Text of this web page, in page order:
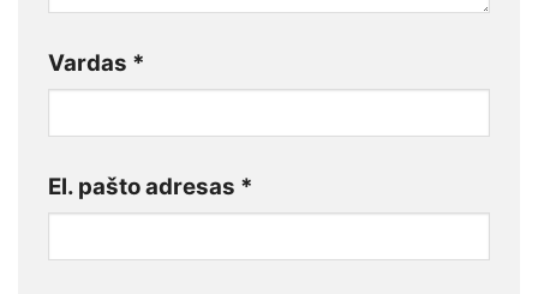
Vardas *
El. pašto adresas *